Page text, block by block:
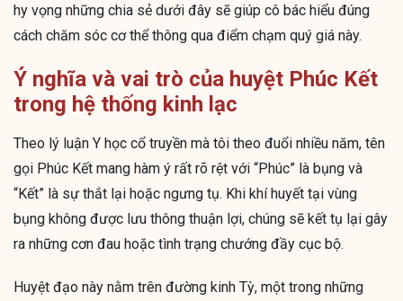
hy vọng những chia sẻ dưới đây sẽ giúp cô bác hiểu đúng
cách chăm sóc cơ thể thông qua điểm chạm quý giá này.
Ý nghĩa và vai trò của huyệt Phúc Kết
trong hệ thống kinh lạc
Theo lý luận Y học cổ truyền mà tôi theo đuổi nhiều năm, tên
gọi Phúc Kết mang hàm ý rất rõ rệt với “Phúc” là bụng và
“Kết” là sự thắt lại hoặc ngưng tụ. Khi khí huyết tại vùng
bụng không được lưu thông thuận lợi, chúng sẽ kết tụ lại gây
ra những cơn đau hoặc tình trạng chướng đầy cục bộ.
Huyệt đạo này nằm trên đường kinh Tỳ, một trong những